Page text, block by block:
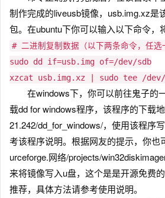
制作完成的liveusb镜像，usb.img.xz是
包。在ubuntu下你可以输入以下命令，
# 二进制复制数据（以下两条命令，任选
sudo dd if=usb.img of=/dev/sdb
xzcat usb.img.xz | sudo tee /
在windows下，你可以前往鬼子的
载dd for windows程序，该程序的下载
21.242/dd_for_windows/，使用该程序
考该程序说明。根据网友的提示，你也
urceforge.网络/projects/
来将镜像写入u盘，这个是是开源免费
推荐，具体方法请参考使用说明。